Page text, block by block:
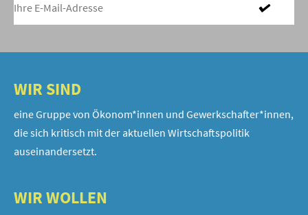
WIR SIND
eine Gruppe von Ökonom*innen und Gewerkschafter*innen,
die sich kritisch mit der aktuellen Wirtschaftspolitik
auseinandersetzt.
WIR WOLLEN